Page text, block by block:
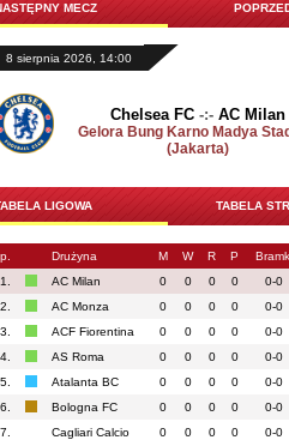
MECZ
8 sierpnia 2026, 14:00
Chelsea FC -:- AC Milan
Gelora Bung Karno Madya
(Jakarta)
LIGOWA TABELA
p. Drużyna M W R P
1.
AC Milan 0 0 0 0 0-0
2.
AC Monza 0 0 0 0 0-0
3.
ACF Fiorentina 0 0 0 0 0-0
4.
AS Roma 0 0 0 0 0-0
5.
Atalanta BC 0 0 0 0 0-0
6.
Bologna FC 0 0 0 0 0-0
7.
Cagliari Calcio 0 0 0 0 0-0